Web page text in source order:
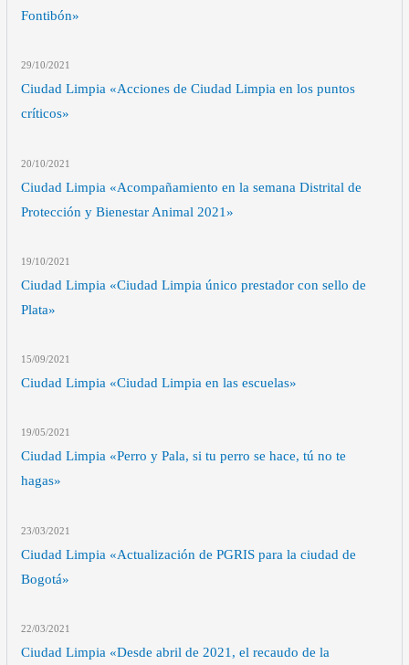
Fontibón»
29/10/2021
Ciudad Limpia «Acciones de Ciudad Limpia en los puntos
críticos»
20/10/2021
Ciudad Limpia «Acompañamiento en la semana Distrital de
Protección y Bienestar Animal 2021»
19/10/2021
Ciudad Limpia «Ciudad Limpia único prestador con sello de
Plata»
15/09/2021
Ciudad Limpia «Ciudad Limpia en las escuelas»
19/05/2021
Ciudad Limpia «Perro y Pala, si tu perro se hace, tú no te
hagas»
23/03/2021
Ciudad Limpia «Actualización de PGRIS para la ciudad de
Bogotá»
22/03/2021
Ciudad Limpia «Desde abril de 2021, el recaudo de la